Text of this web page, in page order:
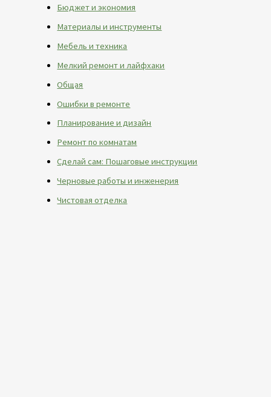
Бюджет и экономия
Материалы и инструменты
Мебель и техника
Мелкий ремонт и лайфхаки
Общая
Ошибки в ремонте
Планирование и дизайн
Ремонт по комнатам
Сделай сам: Пошаговые инструкции
Черновые работы и инженерия
Чистовая отделка